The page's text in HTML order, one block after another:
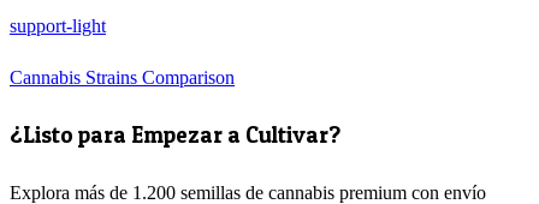
support-light
Cannabis Strains Comparison
¿Listo para Empezar a Cultivar?
Explora más de 1.200 semillas de cannabis premium con envío